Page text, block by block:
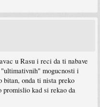
u Rasu i reci da ti nabave
mogucnosti i
onda ti nista preko
promislio kad si rekao da